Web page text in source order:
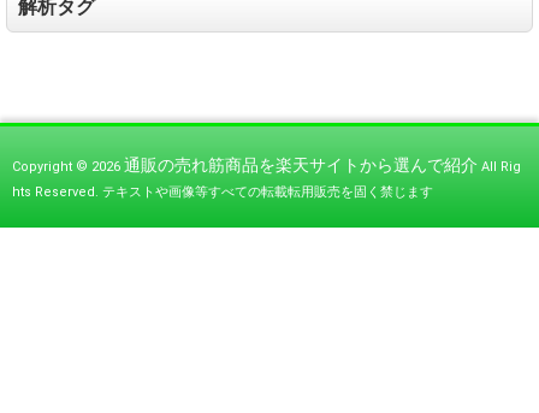
解析タグ
Copyright © 2026 通販の売れ筋商品を楽天サイトから選んで紹介 All Rig
hts Reserved. テキストや画像等すべての転載転用販売を固く禁じます